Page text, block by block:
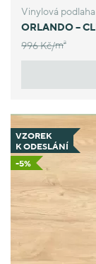
Vinylová podlaha
ORLANDO –
996 Kč/m2
VZOREK
K ODESLÁNÍ
-5%